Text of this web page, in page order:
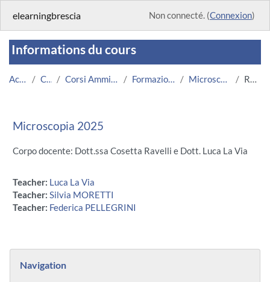
elearningbrescia Non connecté. (Connexion)
Informations du cours
Accueil Cours Corsi Amministrazione Formazione UNIBS Microscopia 2025 Résumé
Microscopia 2025
Corpo docente: Dott.ssa Cosetta Ravelli e Dott. Luca La Via
Teacher: Luca La Via
Teacher: Silvia MORETTI
Teacher: Federica PELLEGRINI
Blocs
Navigation